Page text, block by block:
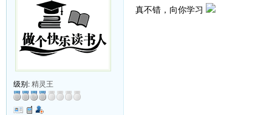
级别: 精灵王
真不错，向你学习